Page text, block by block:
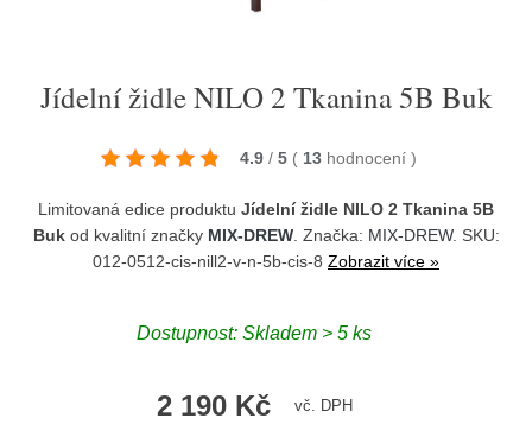
Jídelní židle NILO 2 Tkanina 5B Buk
4.9 / 5 ( 13 hodnocení )
Limitovaná edice produktu Jídelní židle NILO 2 Tkanina 5B
Bukod kvalitní značky MIX-DREW. Značka: MIX-DREW. SKU:
012-0512-cis-nill2-v-n-5b-cis-8 Zobrazit více »
Dostupnost: Skladem > 5 ks
2 190 Kč vč. DPH